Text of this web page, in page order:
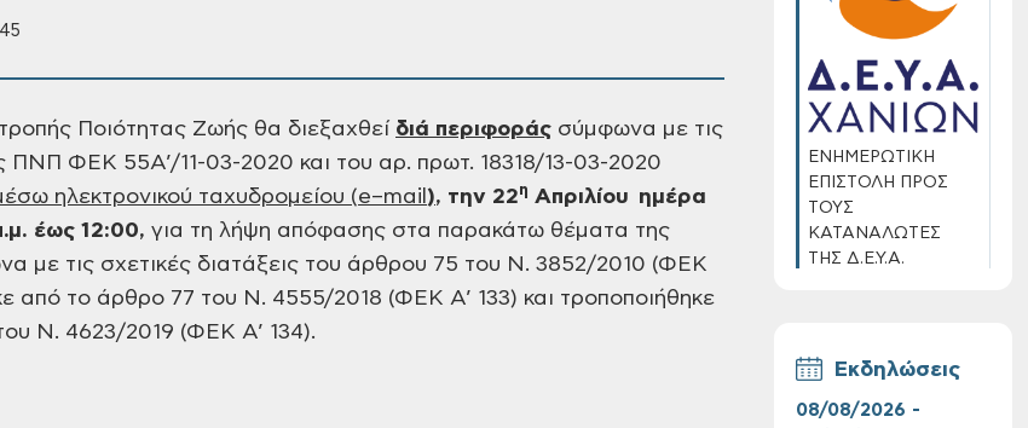
Ποιότητας Ζωής θα διεξαχθεί διά περιφοράς σύμφωνα με τις
ΠΝΠ ΦΕΚ 55Α’/11-03-2020 και του αρ. πρωτ. 18318/13-03-2020
ηλεκτρονικού ταχυδρομείου (e–mail ), την 22η Απριλίου ημέρα
έως 12:00, για τη λήψη απόφασης στα παρακάτω θέματα της
με τις σχετικές διατάξεις του άρθρου 75 του Ν. 3852/2010 (ΦΕΚ
από το άρθρο 77 του Ν. 4555/2018 (ΦΕΚ Α’ 133) και τροποποιήθηκε
Ν. 4623/2019 (ΦΕΚ Α’ 134).
ΕΝΗΜΕΡΩΤΙΚΗ
ΕΠΙΣΤΟΛΗ ΠΡΟΣ
ΤΟΥΣ
ΚΑΤΑΝΑΛΩΤΕΣ
ΤΗΣ Δ.Ε.Υ.Α.
Εκδηλώσεις
08/08/2026 -